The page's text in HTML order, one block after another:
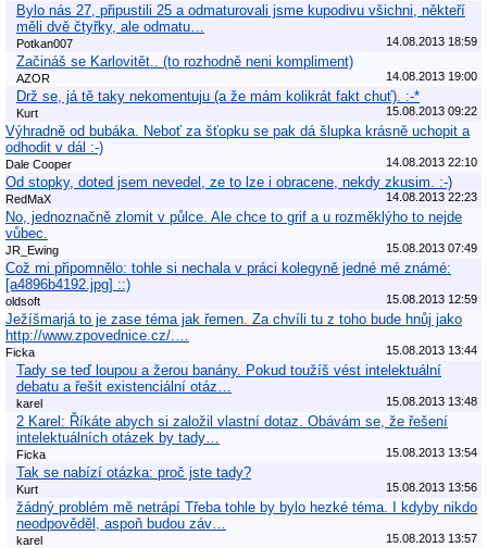
Bylo nás 27, připustili 25 a odmaturovali jsme kupodivu všichni, někteří
měli dvě čtyřky, ale odmatu…
Potkan007 14.08.2013 18:59
Začináš se Karlovitět.. (to rozhodně neni kompliment)
AZOR 14.08.2013 19:00
Drž se, já tě taky nekomentuju (a že mám kolikrát fakt chuť). :-*
Kurt 15.08.2013 09:22
Výhradně od bubáka. Neboť za šťopku se pak dá šlupka krásně uchopit a
odhodit v dál :-)
Dale Cooper 14.08.2013 22:10
Od stopky, doted jsem nevedel, ze to lze i obracene, nekdy zkusim. :-)
RedMaX 14.08.2013 22:23
No, jednoznačně zlomit v půlce. Ale chce to grif a u rozměklýho to nejde
vůbec.
JR_Ewing 15.08.2013 07:49
Což mi připomnělo: tohle si nechala v práci kolegyně jedné mé známé:
[a4896b4192.jpg] ::)
oldsoft 15.08.2013 12:59
Ježíšmarjá to je zase téma jak řemen. Za chvíli tu z toho bude hnůj jako
http://www.zpovednice.cz/.…
Ficka 15.08.2013 13:44
Tady se teď loupou a žerou banány. Pokud toužíš vést intelektuální
debatu a řešit existenciální otáz…
karel 15.08.2013 13:48
2 Karel: Říkáte abych si založil vlastní dotaz. Obávám se, že řešení
intelektuálních otázek by tady…
Ficka 15.08.2013 13:54
Tak se nabízí otázka: proč jste tady?
Kurt 15.08.2013 13:56
žádný problém mě netrápí Třeba tohle by bylo hezké téma. I kdyby nikdo
neodpověděl, aspoň budou záv…
karel 15.08.2013 13:57